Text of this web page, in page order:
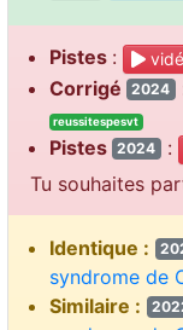
Pistes :
Corrigé 2024
reussitespesvt
Pistes 2024 :
Tu souhaites
Identique :
syndrome de
Similaire :